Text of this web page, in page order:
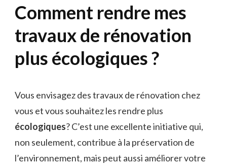
Comment rendre mes
travaux de rénovation
plus écologiques ?
Vous envisagez des travaux de rénovation chez
vous et vous souhaitez les rendre plus
écologiques? C’est une excellente initiative qui,
non seulement, contribue à la préservation de
l’environnement, mais peut aussi améliorer votre